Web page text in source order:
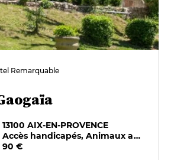
Remarquable
13100 AIX-EN-PROVENCE
Accès handicapés, Animaux acceptés, Parking privé, Piscine, Restauration sur place, Salles de réunion
90 €